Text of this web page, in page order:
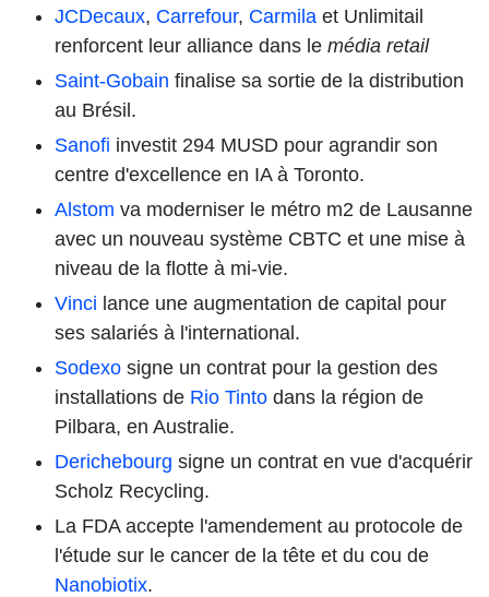
JCDecaux, Carrefour, Carmila et Unlimitail
renforcent leur alliance dans le média retail
Saint-Gobain finalise sa sortie de la distribution
au Brésil.
Sanofi investit 294 MUSD pour agrandir son
centre d'excellence en IA à Toronto.
Alstom va moderniser le métro m2 de Lausanne
avec un nouveau système CBTC et une mise à
niveau de la flotte à mi-vie.
Vinci lance une augmentation de capital pour
ses salariés à l'international.
Sodexo signe un contrat pour la gestion des
installations de Rio Tinto dans la région de
Pilbara, en Australie.
Derichebourg signe un contrat en vue d'acquérir
Scholz Recycling.
La FDA accepte l'amendement au protocole de
l'étude sur le cancer de la tête et du cou de
Nanobiotix.